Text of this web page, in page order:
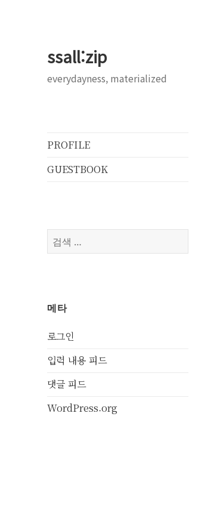
ssall:zip
everydayness, materialized
PROFILE
GUESTBOOK
검
색:
메타
로그인
입력 내용 피드
댓글 피드
WordPress.org